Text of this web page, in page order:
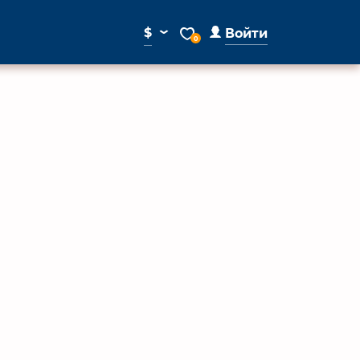
$ ⌄
0 Войти